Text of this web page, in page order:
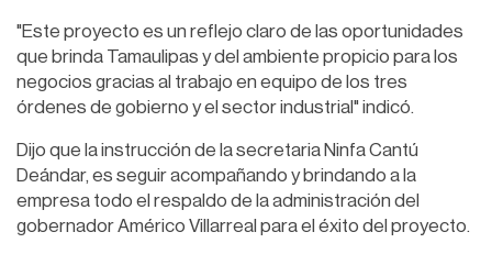
"Este proyecto es un reflejo claro de las oportunidades
que brinda Tamaulipas y del ambiente propicio para los
negocios gracias al trabajo en equipo de los tres
órdenes de gobierno y el sector industrial" indicó.
Dijo que la instrucción de la secretaria Ninfa Cantú
Deándar, es seguir acompañando y brindando a la
empresa todo el respaldo de la administración del
gobernador Américo Villarreal para el éxito del proyecto.